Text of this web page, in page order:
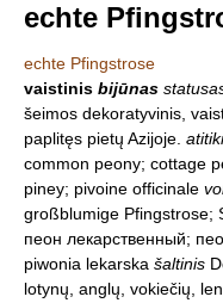
echte
echte Pfingstrose
vaistinis bijūnas
šeimos dekoratyvinis,
paplitęs pietų Azijoje.
common peony; cottage
piney; pivoine officinale
großblumige Pfingstrose;
пеон лекарственный;
piwonia lekarska šaltinis
lotynų, anglų, vokiečių,